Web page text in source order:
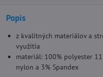
Popis
z kvalitných materiálov a
využitia
materiál: 100% polyester
nylon a 3% Spandex